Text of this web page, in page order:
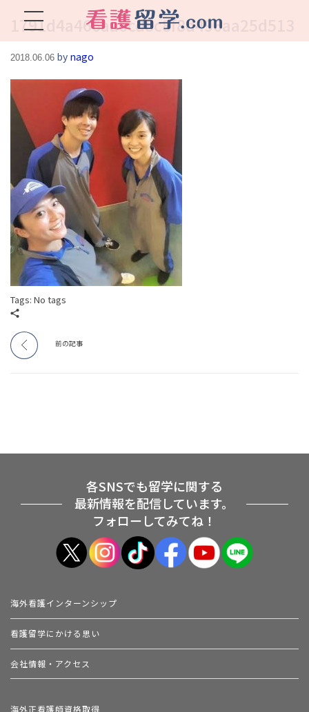
1791d4a466aa6cd8c8f8d496aa25d513
2018.06.06 by nago
Tags: No tags
前の記事
各SNSでも留学に関する
最新情報を配信しています。
フォローしてみてね！
海外看護インターンシップ
看護留学にかける思い
会社情報・アクセス
海外正看護師資格取得